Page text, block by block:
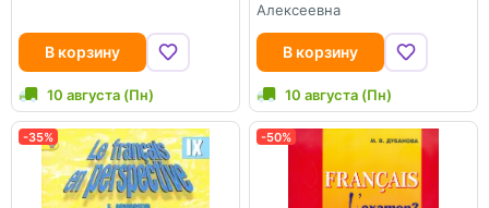
В корзину
10 августа (Пн)
Алексеевна
В корзину
10 августа (Пн)
-35% -50%